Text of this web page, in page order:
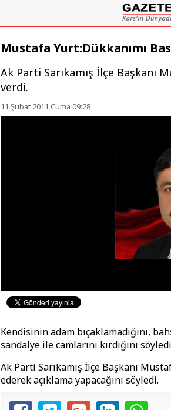
Mustafa Yurt:Dükkanımı
Ak Parti Sarıkamış İlçe Başkanı
verdi.
11 Şubat 2011 Cuma 09:28
Kendisinin adam bıçaklamadığını,
sandalye ile camlarını kırdığını
Ak Parti Sarıkamış İlçe Başkanı
ederek açıklama yapacağını söyledi.